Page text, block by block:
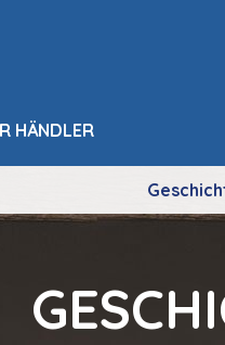
HÄNDLER